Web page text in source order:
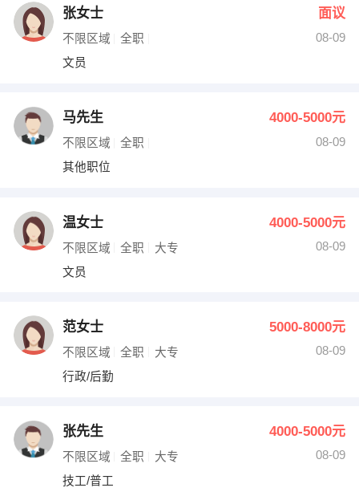
张女士 面议
不限区域 全职
08-09
文员
马先生 4000-5000元
不限区域 全职
08-09
其他职位
温女士 4000-5000元
不限区域 全职 大专
08-09
文员
范女士 5000-8000元
不限区域 全职 大专
08-09
行政/后勤
张先生 4000-5000元
不限区域 全职 大专
08-09
技工/普工